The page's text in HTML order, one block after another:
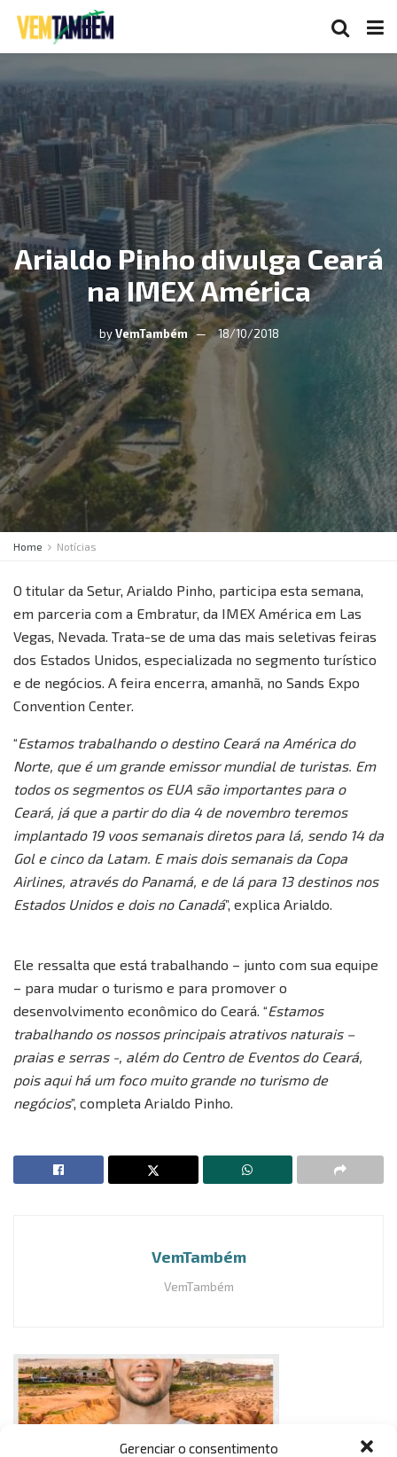
Gerenciar o consentimento
Arialdo Pinho divulga Ceará
na IMEX América
by VemTambém 18/10/2018
Home Notícias
O titular da Setur, Arialdo Pinho, participa esta semana,
em parceria com a Embratur, da IMEX América em Las
Vegas, Nevada. Trata-se de uma das mais seletivas feiras
dos Estados Unidos, especializada no segmento turístico
e de negócios. A feira encerra, amanhã, no Sands Expo
Convention Center.
“Estamos trabalhando o destino Ceará na América do
Norte, que é um grande emissor mundial de turistas. Em
todos os segmentos os EUA são importantes para o
Ceará, já que a partir do dia 4 de novembro teremos
implantado 19 voos semanais diretos para lá, sendo 14 da
Gol e cinco da Latam. E mais dois semanais da Copa
Airlines, através do Panamá, e de lá para 13 destinos nos
Estados Unidos e dois no Canadá”, explica Arialdo.
Ele ressalta que está trabalhando – junto com sua equipe
– para mudar o turismo e para promover o
desenvolvimento econômico do Ceará. “Estamos
trabalhando os nossos principais atrativos naturais –
praias e serras -, além do Centro de Eventos do Ceará,
pois aqui há um foco muito grande no turismo de
negócios”, completa Arialdo Pinho.
VemTambém
VemTambém